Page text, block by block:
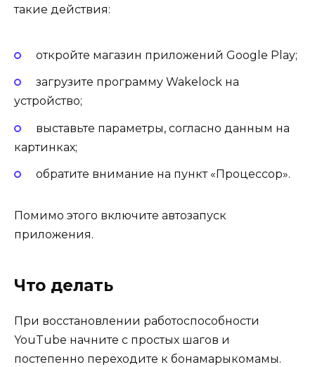
такие действия:
откройте магазин приложений Google Play;
загрузите программу Wakelock на
устройство;
выставьте параметры, согласно данным на
картинках;
обратите внимание на пункт «Процессор».
Помимо этого включите автозапуск
приложения.
Что делать
При восстановлении работоспособности
YouTube начните с простых шагов и
постепенно переходите к бонамарыкомамы.